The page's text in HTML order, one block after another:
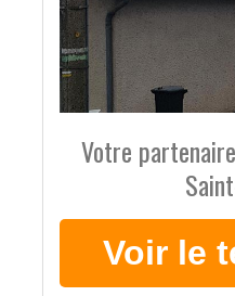
Votre